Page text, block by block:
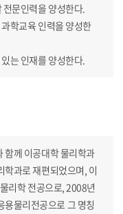
문인력을 양성한다.
학교육 인력을 양성한
는 인재를 양성한다.
함께 이공대학 물리학과
과로 재편되었으며, 이
리학 전공으로, 2008년
물리전공으로 그 명칭